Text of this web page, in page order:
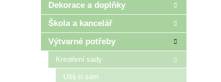
r
n
Dekorace a doplňky
Škola a kancelář
Výtvarné potřeby
Kreativní sady
Ušij si sám